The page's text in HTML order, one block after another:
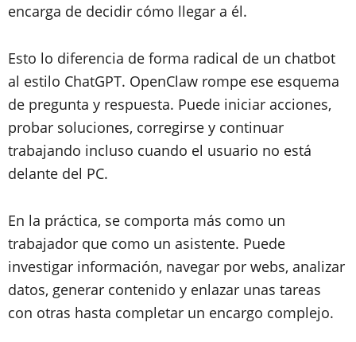
encarga de decidir cómo llegar a él.
Esto lo diferencia de forma radical de un chatbot
al estilo ChatGPT. OpenClaw rompe ese esquema
de pregunta y respuesta. Puede iniciar acciones,
probar soluciones, corregirse y continuar
trabajando incluso cuando el usuario no está
delante del PC.
En la práctica, se comporta más como un
trabajador que como un asistente. Puede
investigar información, navegar por webs, analizar
datos, generar contenido y enlazar unas tareas
con otras hasta completar un encargo complejo.